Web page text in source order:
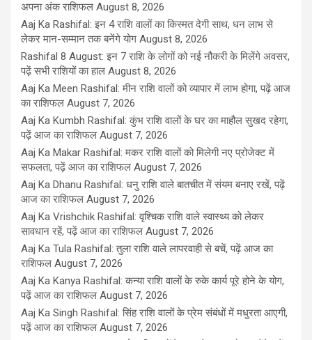
अपना अंक राशिफल August 8, 2026
Aaj Ka Rashifal: इन 4 राशि वालों का किस्मत देगी साथ, धन लाभ से
लेकर मान-सम्मान तक बनेंगे योग August 8, 2026
Rashifal 8 August: इन 7 राशि के लोगों को नई नौकरी के मिलेंगे अवसर,
पढ़ें सभी राशियों का हाल August 8, 2026
Aaj Ka Meen Rashifal: मीन राशि वालों को व्यापार में लाभ होगा, पढ़ें आज
का राशिफल August 7, 2026
Aaj Ka Kumbh Rashifal: कुंभ राशि वालों के घर का माहौल सुखद रहेगा,
पढ़ें आज का राशिफल August 7, 2026
Aaj Ka Makar Rashifal: मकर राशि वालों को मिलेगी नए प्रोजेक्ट में
सफलता, पढ़ें आज का राशिफल August 7, 2026
Aaj Ka Dhanu Rashifal: धनु राशि वाले बातचीत में संयम बनाए रखें, पढ़ें
आज का राशिफल August 7, 2026
Aaj Ka Vrishchik Rashifal: वृश्चिक राशि वाले स्वास्थ्य को लेकर
सावधान रहें, पढ़ें आज का राशिफल August 7, 2026
Aaj Ka Tula Rashifal: तुला राशि वाले लापरवाही से बचें, पढ़ें आज का
राशिफल August 7, 2026
Aaj Ka Kanya Rashifal: कन्या राशि वालों के रुके कार्य पूरे होने के योग,
पढ़ें आज का राशिफल August 7, 2026
Aaj Ka Singh Rashifal: सिंह राशि वालों के प्रेम संबंधों में मधुरता आएगी,
पढ़ें आज का राशिफल August 7, 2026